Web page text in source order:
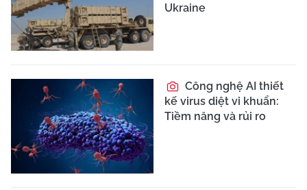
Ukraine
Công nghệ AI thiết
kế virus diệt vi khuẩn:
Tiềm năng và rủi ro